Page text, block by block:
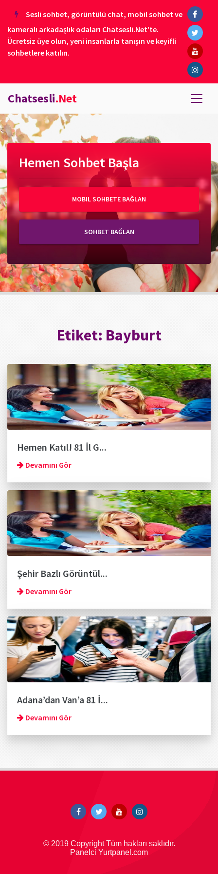
Sesli sohbet, görüntülü chat, mobil sohbet ve
kameralı arkadaşlık odaları Chatsesli.Net'te.
Ücretsiz üye olun, yeni insanlarla tanışın ve keyifli
sohbetlere katılın.
Chatsesli.Net
Hemen Sohbet Başla
MOBIL SOHBETE BAĞLAN
SOHBET BAĞLAN
Etiket: Bayburt
Hemen Katıl! 81 İl G...
Devamını Gör
Şehir Bazlı Görüntül...
Devamını Gör
Adana’dan Van’a 81 İ...
Devamını Gör
© 2019 Copyright Tüm hakları saklıdır.
Panelci Yurtpanel.com